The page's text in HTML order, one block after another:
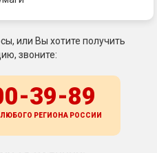
или Вы хотите получить
звоните:
39-89
РЕГИОНА РОССИИ